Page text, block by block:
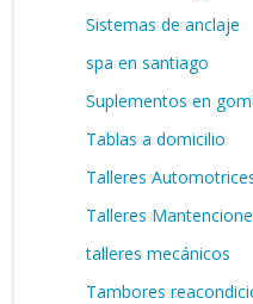
Sistemas de anclaje
spa en santiago
Suplementos en
Tablas a domicilio
Talleres
Talleres
talleres mecánicos
Tambores